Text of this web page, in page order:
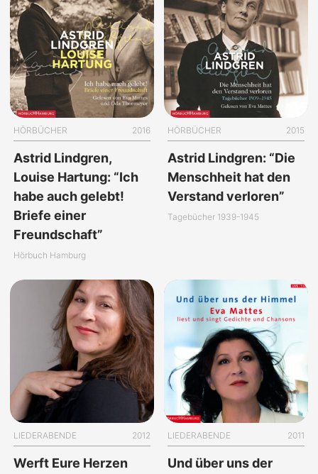
HÖRBÜCHER 2016
Astrid Lindgren,
Louise Hartung: “Ich
habe auch gelebt!
Briefe einer
Freundschaft”
Hörbuch Hamburg
HÖRBÜCHER 2015
Astrid Lindgren: “Die
Menschheit hat den
Verstand verloren”
Tagebücher 1939-1945
LIEDERABENDE 2012
Werft Eure Herzen
LIEDERABENDE 2011
Und über uns der